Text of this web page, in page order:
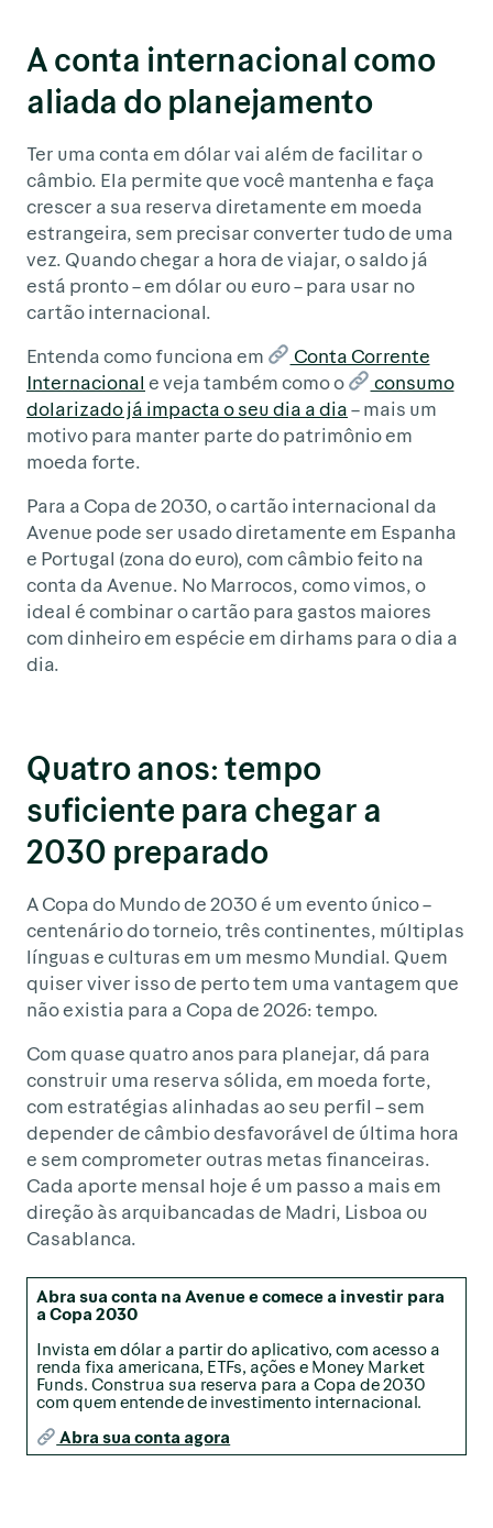
A conta internacional como
aliada do planejamento
Ter uma conta em dólar vai além de facilitar o
câmbio. Ela permite que você mantenha e faça
crescer a sua reserva diretamente em moeda
estrangeira, sem precisar converter tudo de uma
vez. Quando chegar a hora de viajar, o saldo já
está pronto – em dólar ou euro – para usar no
cartão internacional.
Entenda como funciona em
Conta Corrente
Internacional e veja também como o
consumo
dolarizado já impacta o seu dia a dia– mais um
motivo para manter parte do patrimônio em
moeda forte.
Para a Copa de 2030, o cartão internacional da
Avenue pode ser usado diretamente em Espanha
e Portugal (zona do euro), com câmbio feito na
conta da Avenue. No Marrocos, como vimos, o
ideal é combinar o cartão para gastos maiores
com dinheiro em espécie em dirhams para o dia a
dia.
Quatro anos: tempo
suficiente para chegar a
2030 preparado
A Copa do Mundo de 2030 é um evento único –
centenário do torneio, três continentes, múltiplas
línguas e culturas em um mesmo Mundial. Quem
quiser viver isso de perto tem uma vantagem que
não existia para a Copa de 2026: tempo.
Com quase quatro anos para planejar, dá para
construir uma reserva sólida, em moeda forte,
com estratégias alinhadas ao seu perfil – sem
depender de câmbio desfavorável de última hora
e sem comprometer outras metas financeiras.
Cada aporte mensal hoje é um passo a mais em
direção às arquibancadas de Madri, Lisboa ou
Casablanca.
Abra sua conta na Avenue e comece a investir para
a Copa 2030
Invista em dólar a partir do aplicativo, com acesso a
renda fixa americana, ETFs, ações e Money Market
Funds. Construa sua reserva para a Copa de 2030
com quem entende de investimento internacional.
Abra sua conta agora